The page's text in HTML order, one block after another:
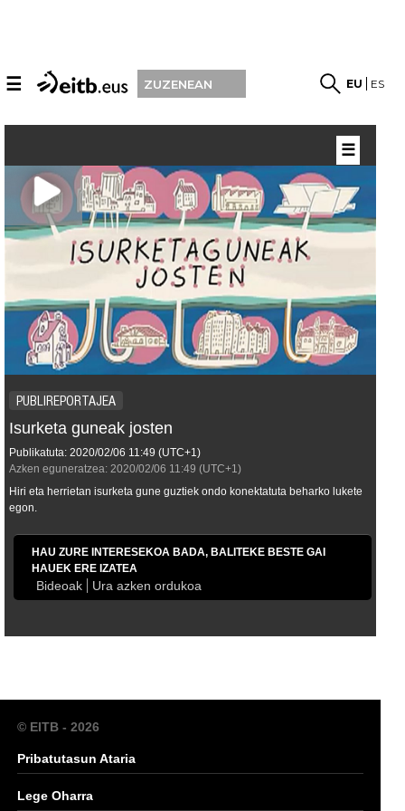
☰ ZUZENEAN EU ES
PUBLIREPORTAJEA
Isurketa guneak josten
Publikatuta: 2020/02/06 11:49 (UTC+1)
Azken eguneratzea: 2020/02/06 11:49 (UTC+1)
Hiri eta herrietan isurketa gune guztiek ondo konektatuta beharko lukete
egon.
HAU ZURE INTERESEKOA BADA, BALITEKE BESTE GAI
HAUEK ERE IZATEA
Bideoak Ura azken ordukoa
☰
© EITB - 2026
Pribatutasun Ataria
Lege Oharra